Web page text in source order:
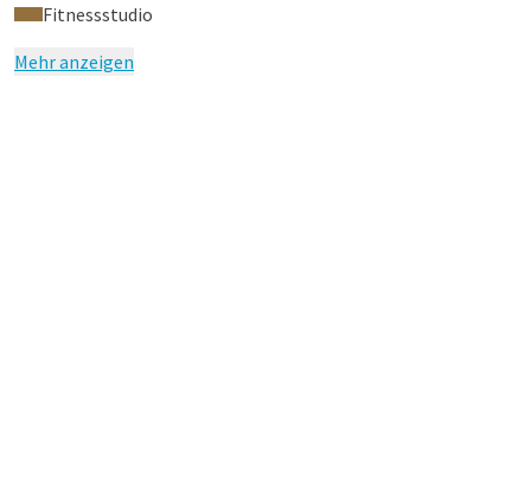
Fitnessstudio
Mehr anzeigen